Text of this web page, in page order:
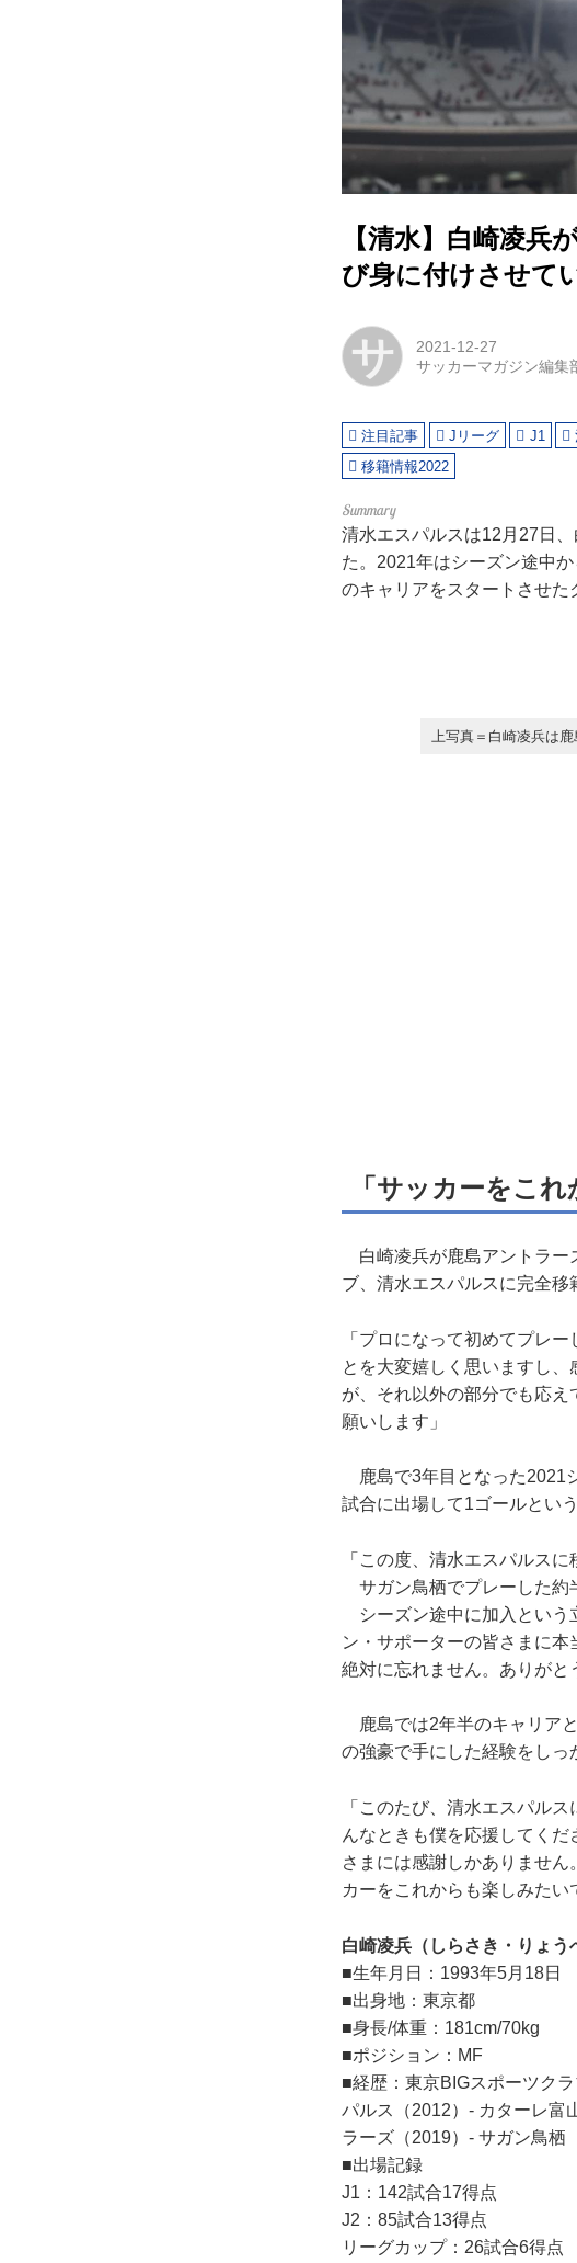
【清水】白崎凌兵
び身に付けさせて
サ
2021-12-27
サッカーマガジン編集
注目記事 Jリーグ J1
移籍情報2022
清水エスパルスは12月27日
た。2021年はシーズン途中
のキャリアをスタートさせた
上写真＝白崎凌兵は
「サッカーをこ
白崎凌兵が鹿島アントラー
ブ、清水エスパルスに完全移
「プロになって初めてプレ
とを大変嬉しく思いますし
が、それ以外の部分でも応
願いします」
鹿島で3年目となった2021
試合に出場して1ゴールとい
「この度、清水エスパルス
サガン鳥栖でプレーした約
シーズン途中に加入という
ン・サポーターの皆さまに
絶対に忘れません。ありがと
鹿島では2年半のキャリア
の強豪で手にした経験をしっ
「このたび、清水エスパル
んなときも僕を応援してく
さまには感謝しかありませ
カーをこれからも楽しみたい
白崎凌兵（しらさき・りょう
■生年月日：1993年5月18日
■出身地：東京都
■身長/体重：181cm/70kg
■ポジション：MF
■経歴：東京BIGスポーツク
パルス（2012）- カターレ富
ラーズ（2019）- サガン鳥栖
■出場記録
J1：142試合17得点
J2：85試合13得点
リーグカップ：26試合6得点